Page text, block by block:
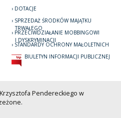
DOTACJE
SPRZEDAŻ ŚRODKÓW MAJĄTKU
TRWAŁEGO
PRZECIWDZIAŁANIE MOBBINGOWI
I DYSKRYMINACJI
STANDARDY OCHRONY MAŁOLETNICH
BIULETYN INFORMACJI PUBLICZNEJ
Pendereckiego w